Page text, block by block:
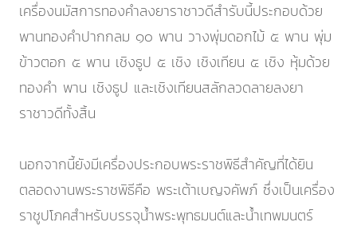
เครื่องนมัสการทองคำลงยาราชาวดีสำรับนี้ประกอบด้วย
พานทองคำปากกลม ๑๐ พาน วางพุ่มดอกไม้ ๕ พาน พุ่ม
ข้าวตอก ๕ พาน เชิงธูป ๕ เชิง เชิงเทียน ๕ เชิง หุ้มด้วย
ทองคำ พาน เชิงธูป และเชิงเทียนสลักลวดลายลงยา
ราชาวดีทั้งสิ้น
นอกจากนี้ยังมีเครื่องประกอบพระราชพิธีสำคัญที่ได้ยิน
ตลอดงานพระราชพิธีคือ พระเต้าเบญจคัพภ์ ซึ่งเป็นเครื่อง
ราชูปโภคสำหรับบรรจุน้ำพระพุทธมนต์และน้ำเทพมนตร์